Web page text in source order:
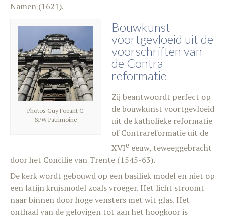
Namen (1621).
Photos Guy Focant C.
SPW Patrimoine
Bouwkunst
voortgevloeid uit de
voorschriften van
de Contra-
reformatie
Zij beantwoordt perfect op
de bouwkunst voortgevloeid
uit de katholieke reformatie
of Contrareformatie uit de
XVIe eeuw, teweeggebracht
door het Concilie van Trente (1545-63).
De kerk wordt gebouwd op een basiliek model en niet op
een latijn kruismodel zoals vroeger. Het licht stroomt
naar binnen door hoge vensters met wit glas. Het
onthaal van de gelovigen tot aan het hoogkoor is